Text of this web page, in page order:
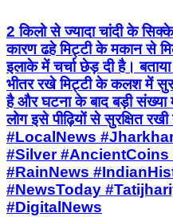
2 किलो से ज्यादा चांदी के
कारण ढहे मिट्टी के मकान से
इलाके में चर्चा छेड़ दी है।
भीतर रखे मिट्टी के कलश में
है और घटना के बाद बड़ी संख्या
लोग इसे पीढ़ियों से सुरक्षित
#LocalNews
#Silver
#RainNews
#NewsToday
#DigitalNews